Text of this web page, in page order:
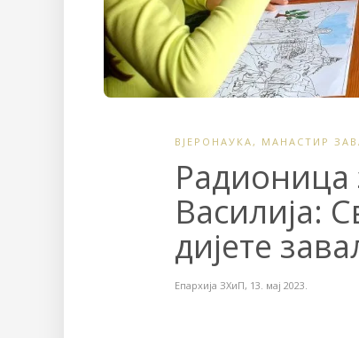
ВЈЕРОНАУКА, МАНАСТИР
Радионица
Василија:
дијете
Епархија ЗХиП, 13. мај 2023.